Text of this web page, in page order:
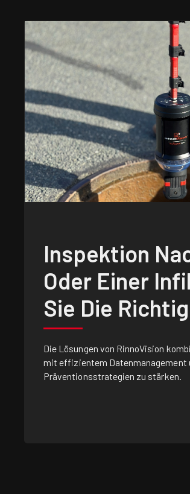
Inspektion
Oder Einer
Sie Die
Die Lösungen von RinnoVision
mit effizientem Datenmanagement
Präventionsstrategien zu stärken.